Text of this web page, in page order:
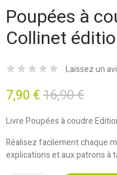
Poupées à
Collinet
Laissez un
7,90 €16,90 €
Livre Poupées à coudre
Réalisez facilement chaque
explications et aux patrons à